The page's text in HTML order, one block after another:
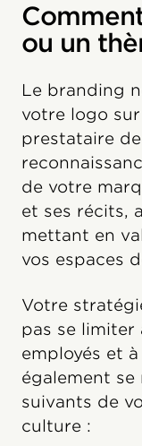
ou un
Le branding
votre logo
prestataire
de votre
et ses récits,
mettant en
vos espaces
Votre
pas se limiter
employés et
également
suivants de
culture :